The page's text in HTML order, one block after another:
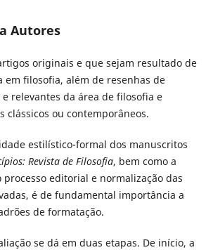
Autores
originais e que sejam resultado de
em filosofia, além de resenhas de
relevantes da área de filosofia e
clássicos ou contemporâneos.
estilístico-formal dos manuscritos
Revista de Filosofia, bem como a
editorial e normalização das
é de fundamental importância a
de formatação.
se dá em duas etapas. De início, a